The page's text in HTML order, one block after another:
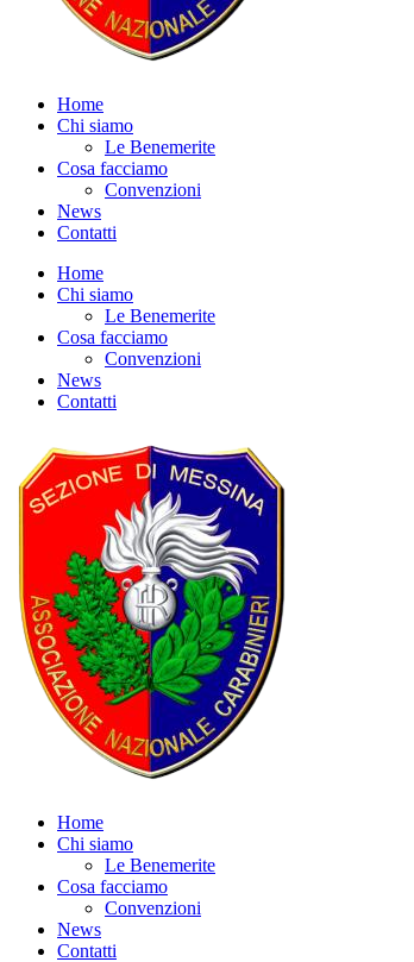
Home
Chi siamo
Le Benemerite
Cosa facciamo
Convenzioni
News
Contatti
Home
Chi siamo
Le Benemerite
Cosa facciamo
Convenzioni
News
Contatti
Home
Chi siamo
Le Benemerite
Cosa facciamo
Convenzioni
News
Contatti